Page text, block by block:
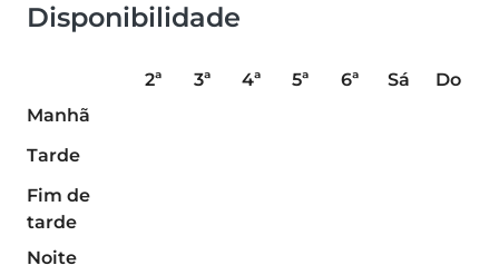
Disponibilidade
2ª 3ª 4ª 5ª 6ª Sá
Do
Manhã
Tarde
Fim de
tarde
Noite